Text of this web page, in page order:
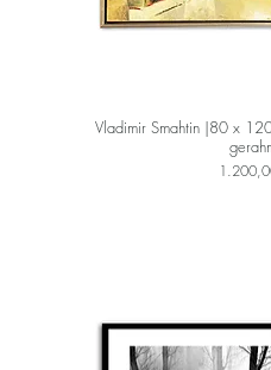
Vladimir Smahtin |80 x
Preis